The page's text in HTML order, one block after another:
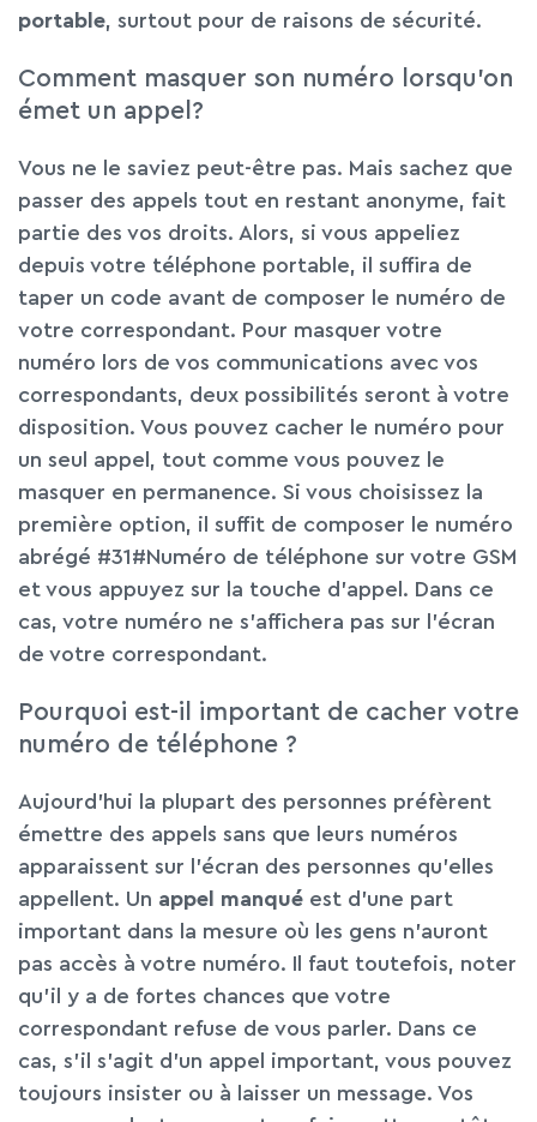
portable, surtout pour de raisons de sécurité.
Comment masquer son numéro lorsqu’on
émet un appel?
Vous ne le saviez peut-être pas. Mais sachez que
passer des appels tout en restant anonyme, fait
partie des vos droits. Alors, si vous appeliez
depuis votre téléphone portable, il suffira de
taper un code avant de composer le numéro de
votre correspondant. Pour masquer votre
numéro lors de vos communications avec vos
correspondants, deux possibilités seront à votre
disposition. Vous pouvez cacher le numéro pour
un seul appel, tout comme vous pouvez le
masquer en permanence. Si vous choisissez la
première option, il suffit de composer le numéro
abrégé #31#Numéro de téléphone sur votre GSM
et vous appuyez sur la touche d’appel. Dans ce
cas, votre numéro ne s’affichera pas sur l’écran
de votre correspondant.
Pourquoi est-il important de cacher votre
numéro de téléphone ?
Aujourd’hui la plupart des personnes préfèrent
émettre des appels sans que leurs numéros
apparaissent sur l’écran des personnes qu’elles
appellent. Un appel manqué est d’une part
important dans la mesure où les gens n’auront
pas accès à votre numéro. Il faut toutefois, noter
qu’il y a de fortes chances que votre
correspondant refuse de vous parler. Dans ce
cas, s’il s’agit d’un appel important, vous pouvez
toujours insister ou à laisser un message. Vos